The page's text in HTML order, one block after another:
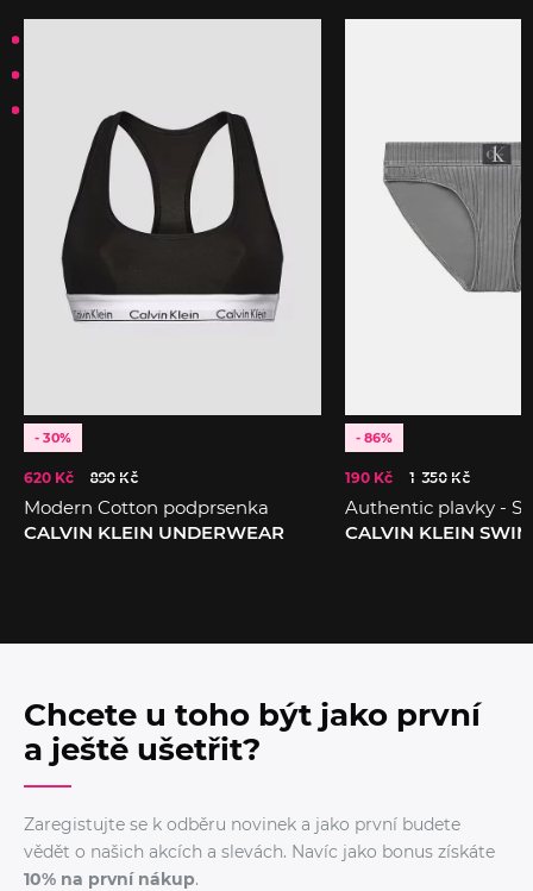
- 30%
620 Kč 890 Kč
Modern Cotton podprsenka
CALVIN KLEIN UNDERWEAR
- 86%
190 Kč 1 350 Kč
Authentic plavky -
CALVIN KLEIN
Chcete u toho být jako první
a ještě ušetřit?
Zaregistujte se k odběru novinek a jako první budete
vědět o našich akcích a slevách. Navíc jako bonus získáte
10% na první nákup.